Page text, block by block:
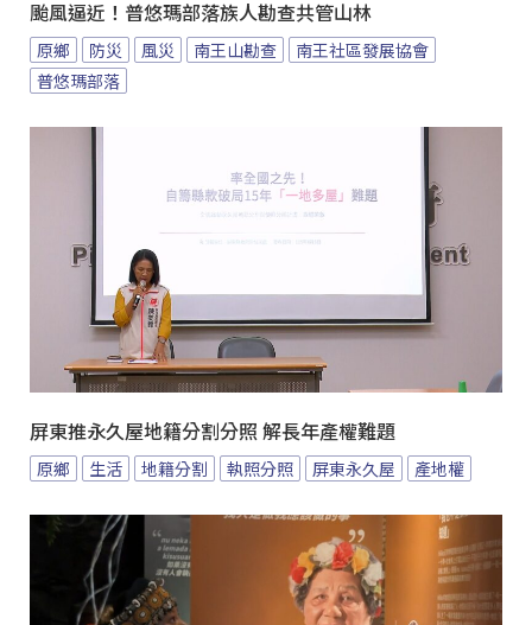
颱風逼近！普悠瑪部落族人勘查共管山林
原鄉 防災 風災 南王山勘查
南王社區發展協會
普悠瑪部落
屏東推永久屋地籍分割分照 解長年產權難題
原鄉 生活 地籍分割 執照分照 屏東永久屋 產地權